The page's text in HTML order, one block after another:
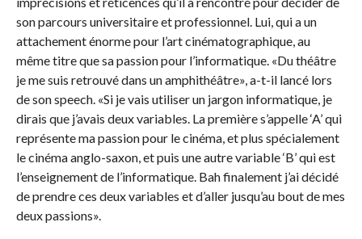
son parcours universitaire et professionnel. Lui, qui a un
attachement énorme pour l’art cinématographique, au
même titre que sa passion pour l’informatique. «Du théâtre
je me suis retrouvé dans un amphithéâtre», a-t-il lancé lors
de son speech. «Si je vais utiliser un jargon informatique, je
dirais que j’avais deux variables. La première s’appelle ‘A’ qui
représente ma passion pour le cinéma, et plus spécialement
le cinéma anglo-saxon, et puis une autre variable ‘B’ qui est
l’enseignement de l’informatique. Bah finalement j’ai décidé
de prendre ces deux variables et d’aller jusqu’au bout de mes
deux passions».